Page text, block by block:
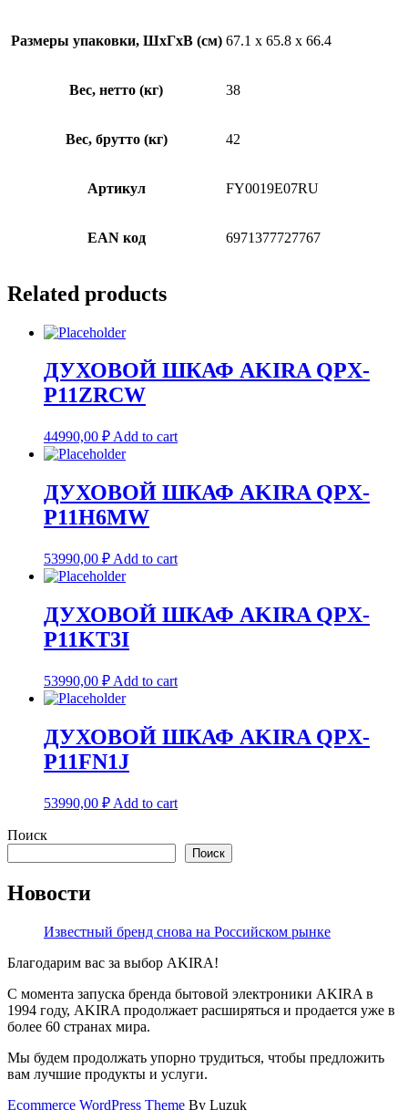
Размеры упаковки, ШхГхВ (см) 67.1 x 65.8 x 66.4
Вес, нетто (кг) 38
Вес, брутто (кг) 42
Артикул FY0019E07RU
EAN код 6971377727767
Related products
ДУХОВОЙ ШКАФ AKIRA QPX-
P11ZRCW
44990,00 ₽ Add to cart
ДУХОВОЙ ШКАФ AKIRA QPX-
P11H6MW
53990,00 ₽ Add to cart
ДУХОВОЙ ШКАФ AKIRA QPX-
P11KT3I
53990,00 ₽ Add to cart
ДУХОВОЙ ШКАФ AKIRA QPX-
P11FN1J
53990,00 ₽ Add to cart
Поиск
Поиск
Новости
Известный бренд снова на Российском рынке
Благодарим вас за выбор AKIRA!
С момента запуска бренда бытовой электроники AKIRA в
1994 году, AKIRA продолжает расширяться и продается уже в
более 60 странах мира.
Мы будем продолжать упорно трудиться, чтобы предложить
вам лучшие продукты и услуги.
Ecommerce WordPress Theme By Luzuk